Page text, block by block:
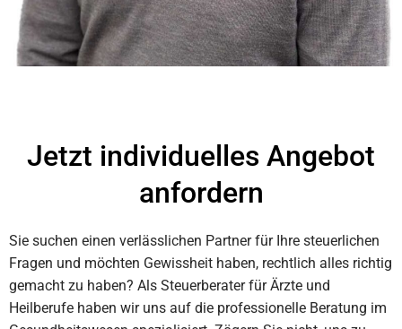
Jetzt individuelles Angebot
anfordern
Sie suchen einen verlässlichen Partner für Ihre steuerlichen
Fragen und möchten Gewissheit haben, rechtlich alles richtig
gemacht zu haben? Als Steuerberater für Ärzte und
Heilberufe haben wir uns auf die professionelle Beratung im